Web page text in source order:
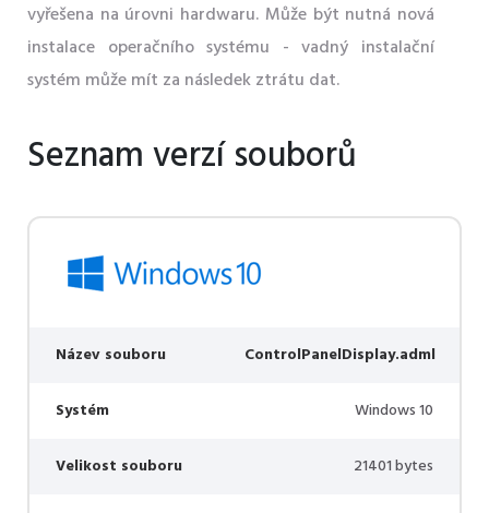
vyřešena na úrovni hardwaru. Může být nutná nová
instalace operačního systému - vadný instalační
systém může mít za následek ztrátu dat.
Seznam verzí souborů
Název souboru ControlPanelDisplay.adml
Systém Windows 10
Velikost souboru 21401 bytes